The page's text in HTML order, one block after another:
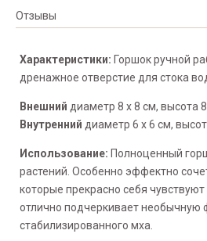
Отзывы
Характеристики: Горшок ручной
дренажное отверстие для стока
Внешний диаметр 8 x 8 см, высота 8
Внутренний диаметр 6 х 6 см,
Использование: Полноценный
растений. Особенно эффектно
которые прекрасно себя
отлично подчеркивает необычную
стабилизированного мха.